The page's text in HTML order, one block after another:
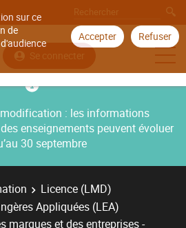
sur ce
de
Accepter Refuser
Se connecter
: les informations
enseignements peuvent évoluer
30 septembre
Licence (LMD)
Appliquées (LEA)
marques et des entreprises -